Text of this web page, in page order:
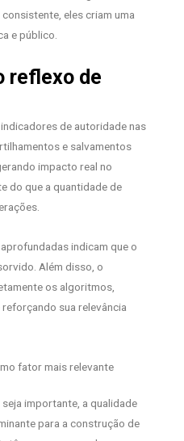
eles criam uma
e público.
reflexo de
de autoridade nas
e salvamentos
impacto real no
do que a quantidade de
indicam que o
Além disso, o
os algoritmos,
sua relevância
fator mais relevante
importante, a qualidade
para a construção de